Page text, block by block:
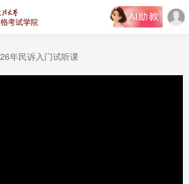
年民诉入门试听课